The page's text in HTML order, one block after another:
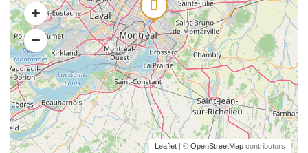
Leaflet | © OpenStreetMap contributors